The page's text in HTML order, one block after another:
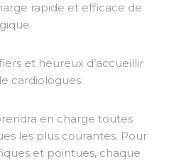
rapide et efficace de
et heureux d’accueillir
cardiologues.
en charge toutes
les plus courantes. Pour
et pointues, chaque